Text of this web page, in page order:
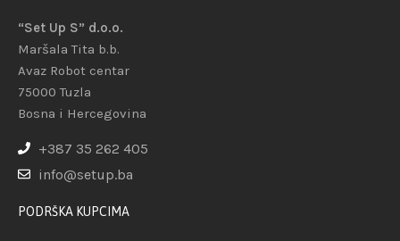
“Set Up S” d.o.o.
Maršala Tita b.b.
Avaz Robot centar
75000 Tuzla
Bosna i Hercegovina
+387 35 262 405
info@setup.ba
PODRŠKA KUPCIMA